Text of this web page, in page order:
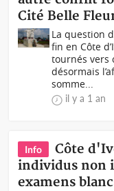
Cité Belle
La question
fin en Côte
tournés vers
désormais
somme...
il y a 1 an
Info
Côte
individus non
examens